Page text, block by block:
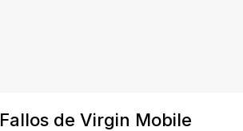
de Virgin Mobile